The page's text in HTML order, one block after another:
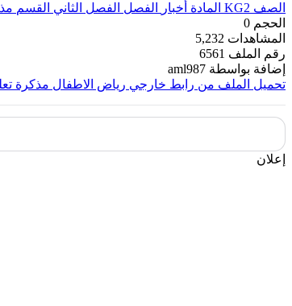
الصف KG2 المادة أخبار الفصل الفصل الثاني القسم
الحجم 0
المشاهدات 5,232
رقم الملف 6561
إضافة بواسطة aml987
تحميل الملف من رابط خارجي رياض الاطفال مذكرة
إعلان